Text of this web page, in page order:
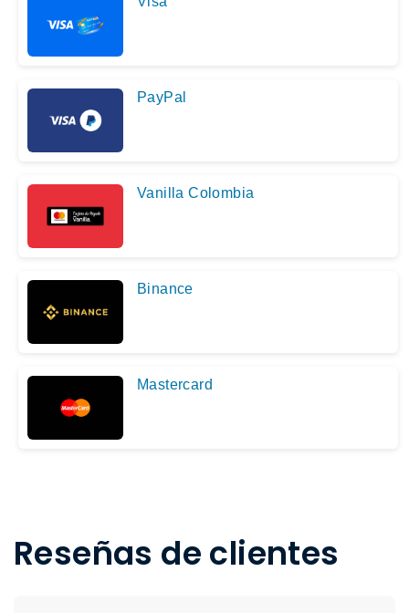
PayPal
Vanilla Colombia
Binance
Mastercard
Reseñas de clientes